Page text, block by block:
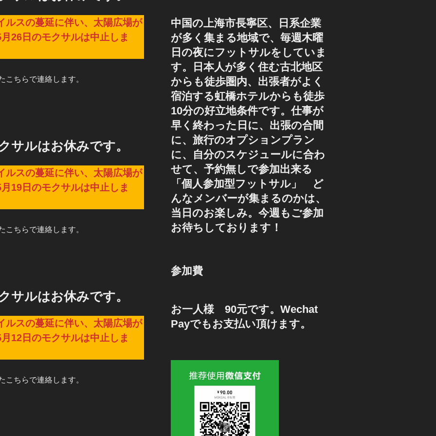
ルスの蔓延に伴い、太陽広場が
26日のモクサルは中止しま
こちらで連絡します。
サルはお休みです。
ルスの蔓延に伴い、太陽広場が
19日のモクサルは中止しま
こちらで連絡します。
サルはお休みです。
ルスの蔓延に伴い、太陽広場が
12日のモクサルは中止しま
こちらで連絡します。
中国の上海市長寧区、日系企業
が多く集まる地域で、毎週木曜
日の夜にフットサルをしていま
す。日本人が多く住む古北地区
からも徒歩圏内、出張者がよく
宿泊する虹橋ホテルからも徒歩
10分の好立地条件です。仕事が
早く終わった日に、出張の合間
に、旅行のオプションプラン
に、自分のスケジュールに合わ
せて、予約無しで参加出来る
「個人参加型フットサル」 ど
んなメンバーが集まるのかは、
当日のお楽しみ。今週もご参加
お待ちしております！
参加費
お一人様 90元です。Wechat
Payでもお支払い頂けます。